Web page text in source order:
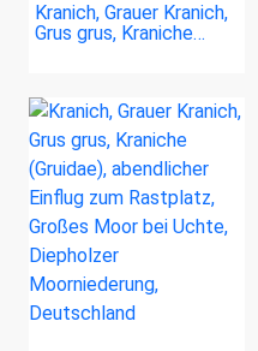
Kranich, Grauer Kranich,
Grus grus, Kraniche…